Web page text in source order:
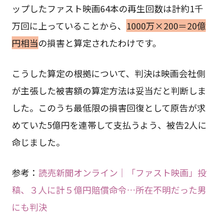
ップしたファスト映画64本の再生回数は計約1千
万回に上っていることから、 1000万×200＝20億
円相当の損害と算定されたわけです。
こうした算定の根拠について、判決は映画会社側
が主張した被害額の算定方法は妥当だと判断しま
した。このうち最低限の損害回復として原告が求
めていた5億円を連帯して支払うよう、被告2人に
命じました。
参考： 読売新聞オンライン｜「ファスト映画」投
稿、３人に計５億円賠償命令…所在不明だった男
にも判決